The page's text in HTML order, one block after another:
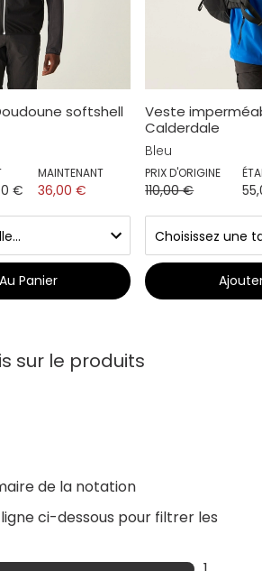
softshell
€
MAINTENANT
36,00 €
Panier
Veste
Calderdale
Bleu
PRIX D'ORIGINE
110,00 €
sur le produits